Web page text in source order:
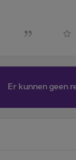
Er kunnen geen